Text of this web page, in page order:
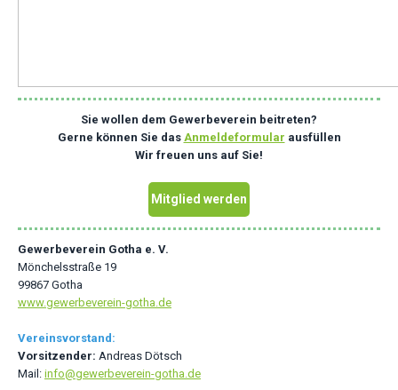
Sie wollen dem Gewerbeverein beitreten?
Gerne können Sie das Anmeldeformular ausfüllen
Wir freuen uns auf Sie!
Mitglied werden
Gewerbeverein Gotha e. V.
Mönchelsstraße 19
99867 Gotha
www.gewerbeverein-gotha.de
Vereinsvorstand:
Vorsitzender: Andreas Dötsch
Mail: info@gewerbeverein-gotha.de